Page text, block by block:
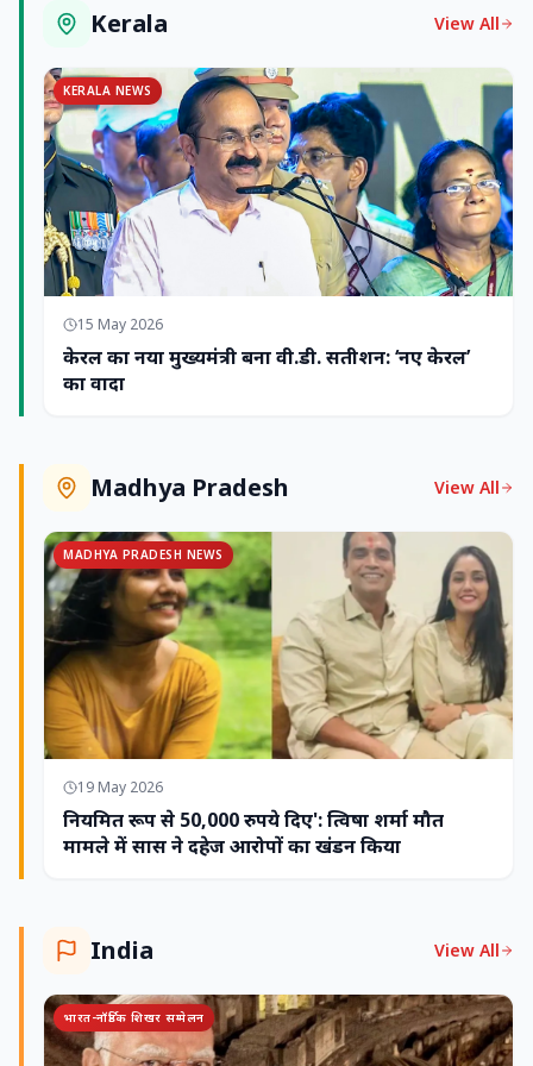
Kerala View All
KERALA NEWS
15 May 2026
केरल का नया मुख्यमंत्री बना वी.डी. सतीशन: ‘नए केरल’
का वादा
Madhya Pradesh View All
MADHYA PRADESH NEWS
19 May 2026
नियमित रूप से 50,000 रुपये दिए': त्विषा शर्मा मौत
मामले में सास ने दहेज आरोपों का खंडन किया
India View All
भारत-नॉर्डिक शिखर सम्मेलन